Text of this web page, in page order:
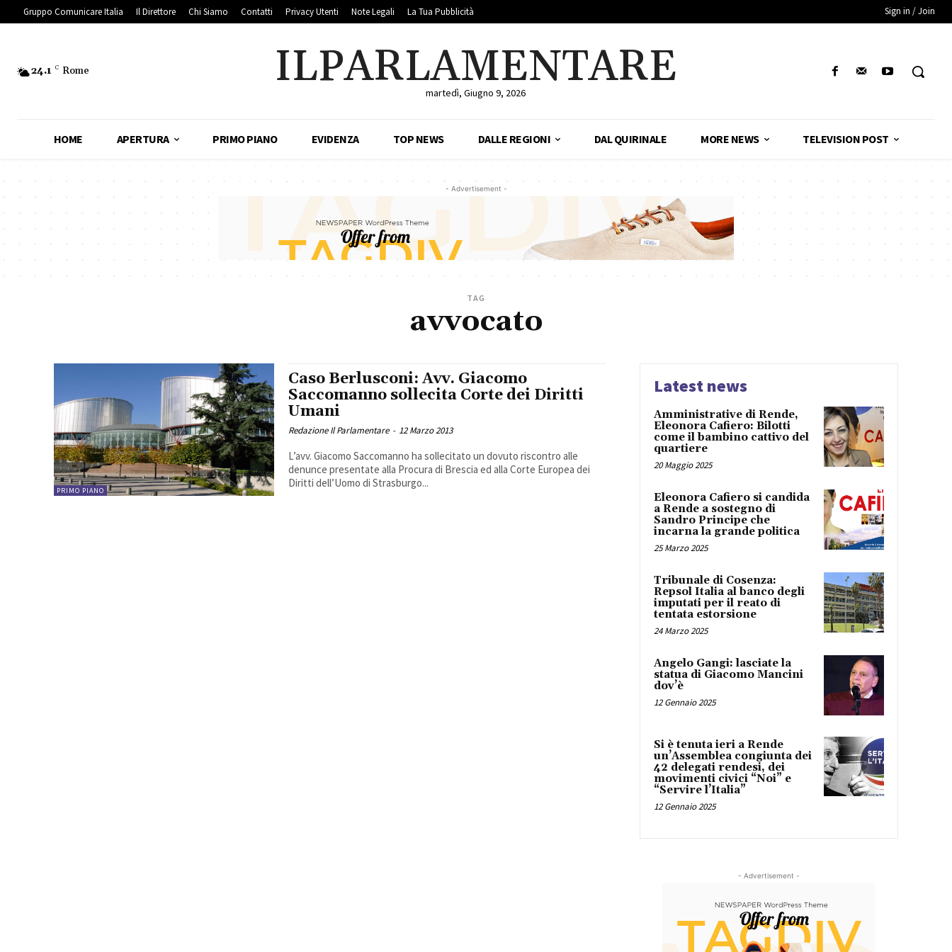
Gruppo Comunicare Italia Il Direttore Chi Siamo Contatti Privacy Utenti Note Legali La Tua Pubblicità Sign in / Join
24.1 C Rome ILPARLAMENTARE
martedì, Giugno 9, 2026
HOME APERTURA PRIMO PIANO EVIDENZA TOP NEWS DALLE REGIONI DAL QUIRINALE MORE NEWS TELEVISION POST
- Advertisement -
TAG
avvocato
PRIMO PIANO
Caso Berlusconi: Avv. Giacomo
Saccomanno sollecita Corte dei Diritti
Umani
Redazione Il Parlamentare - 12 Marzo 2013
L’avv. Giacomo Saccomanno ha sollecitato un dovuto riscontro alle
denunce presentate alla Procura di Brescia ed alla Corte Europea dei
Diritti dell’Uomo di Strasburgo...
Latest news
Amministrative di Rende,
Eleonora Cafiero: Bilotti
come il bambino cattivo del
quartiere
20 Maggio 2025
Eleonora Cafiero si candida
a Rende a sostegno di
Sandro Principe che
incarna la grande politica
25 Marzo 2025
Tribunale di Cosenza:
Repsol Italia al banco degli
imputati per il reato di
tentata estorsione
24 Marzo 2025
Angelo Gangi: lasciate la
statua di Giacomo Mancini
dov’è
12 Gennaio 2025
Si è tenuta ieri a Rende
un’Assemblea congiunta dei
42 delegati rendesi, dei
movimenti civici “Noi” e
“Servire l’Italia”
12 Gennaio 2025
- Advertisement -